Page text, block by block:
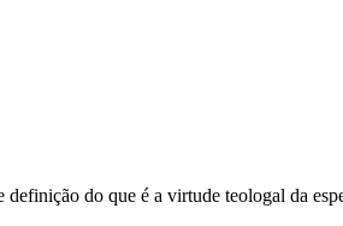
do que é a virtude teologal da